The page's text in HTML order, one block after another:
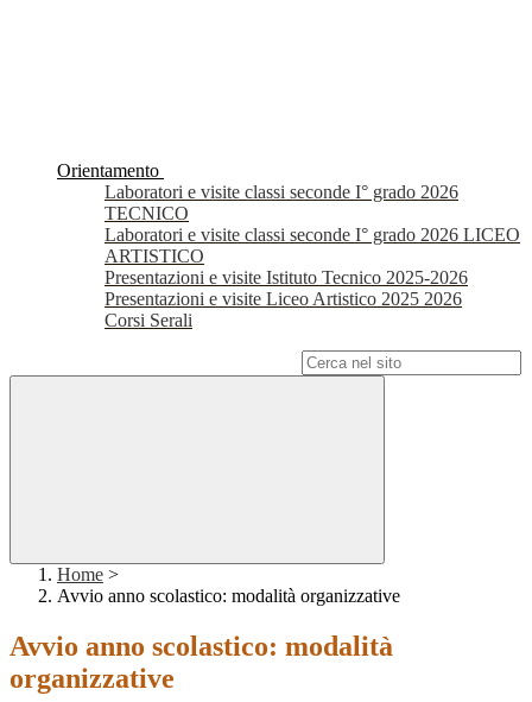
Orientamento
Laboratori e visite classi seconde I° grado 2026
TECNICO
Laboratori e visite classi seconde I° grado 2026 LICEO
ARTISTICO
Presentazioni e visite Istituto Tecnico 2025-2026
Presentazioni e visite Liceo Artistico 2025 2026
Corsi Serali
Home >
Avvio anno scolastico: modalità organizzative
Avvio anno scolastico: modalità
organizzative